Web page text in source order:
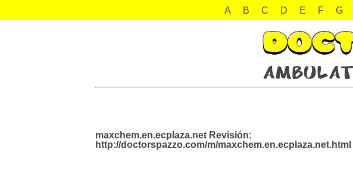
A B C D E F G
maxchem.en.ecplaza.net Revisión:
http://doctorspazzo.com/m/maxchem.en.ecplaza.net.html